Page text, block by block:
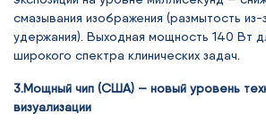
смазывания изображения (размытость из-
удержания). Выходная мощность 140 Вт
широкого спектра клинических задач.
3.Мощный чип (США) — новый уровень
визуализации